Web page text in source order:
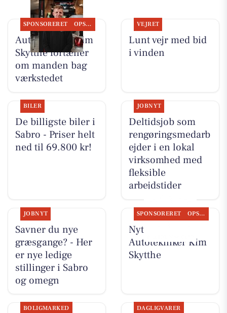
SPONSORERET OPSLAGSTAVLEN
Autotekniker Kim
Skytthe fortæller
om manden bag
værkstedet
VEJRET
Lunt vejr med bid
i vinden
BILER
De billigste biler i
Sabro - Priser helt
ned til 69.800 kr!
JOBNYT
Deltidsjob som
rengøringsmedarb
ejder i en lokal
virksomhed med
fleksible
arbejdstider
JOBNYT
Savner du nye
græsgange? - Her
er nye ledige
stillinger i Sabro
og omegn
SPONSORERET OPSLAGSTAVLEN
Nyt fra
Autotekniker Kim
Skytthe
BOLIGMARKED DAGLIGVARER